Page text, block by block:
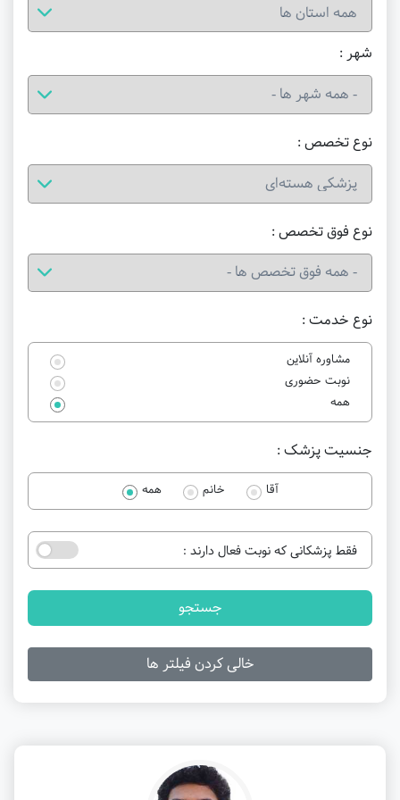
شهر :
نوع خدمت :
مشاوره آنلاین
نوبت حضوری
همه
نوع تخصص :
نوع فوق تخصص :
جنسیت پزشک :
آقا خانم همه
فقط پزشکانی که نوبت فعال دارند :
جستجو
خالی کردن فیلتر ها